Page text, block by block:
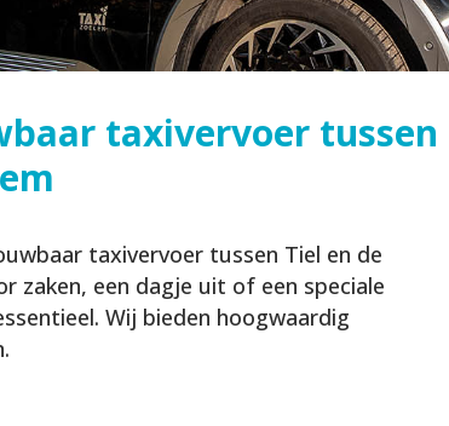
taxivervoer tussen
taxivervoer tussen Tiel en de
zaken, een dagje uit of een speciale
Wij bieden hoogwaardig